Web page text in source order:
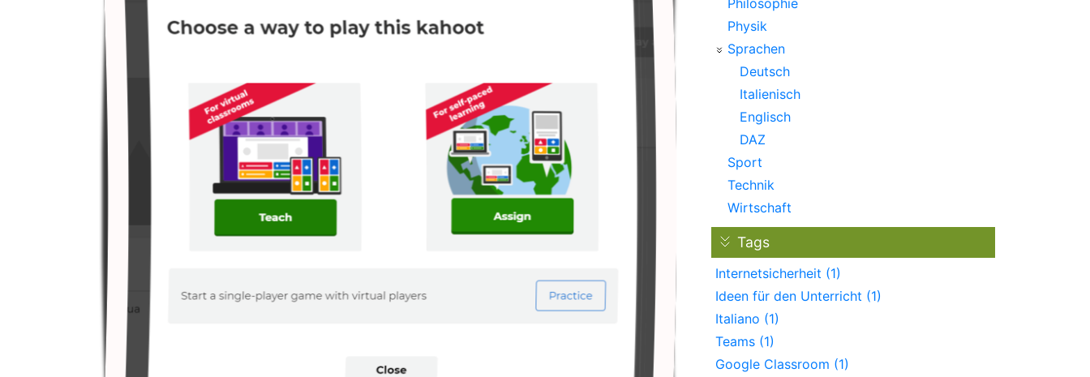
Physik
Sprachen
Deutsch
Italienisch
Englisch
DAZ
Sport
Technik
Wirtschaft
Tags
Internetsicherheit (1)
Ideen für den Unterricht (1)
Italiano (1)
Teams (1)
Google Classroom (1)